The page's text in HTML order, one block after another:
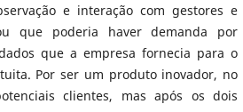
e interação com gestores e
que poderia haver demanda por
que a empresa fornecia para o
Por ser um produto inovador, no
clientes, mas após os dois